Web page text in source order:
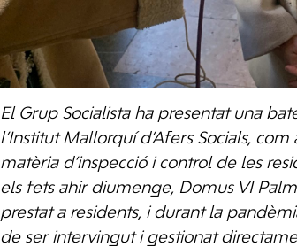
El Grup Socialista ha presentat una
l’Institut Mallorquí d’Afers Socials,
matèria d’inspecció i control de les
els fets ahir diumenge, Domus VI
prestat a residents, i durant la
de ser intervingut i gestionat